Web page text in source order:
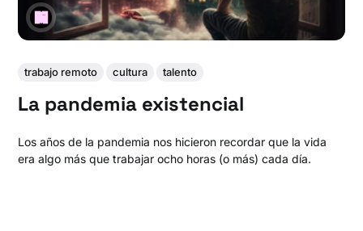
trabajo remoto cultura talento
La pandemia existencial
Los años de la pandemia nos hicieron recordar que la vida
era algo más que trabajar ocho horas (o más) cada día.